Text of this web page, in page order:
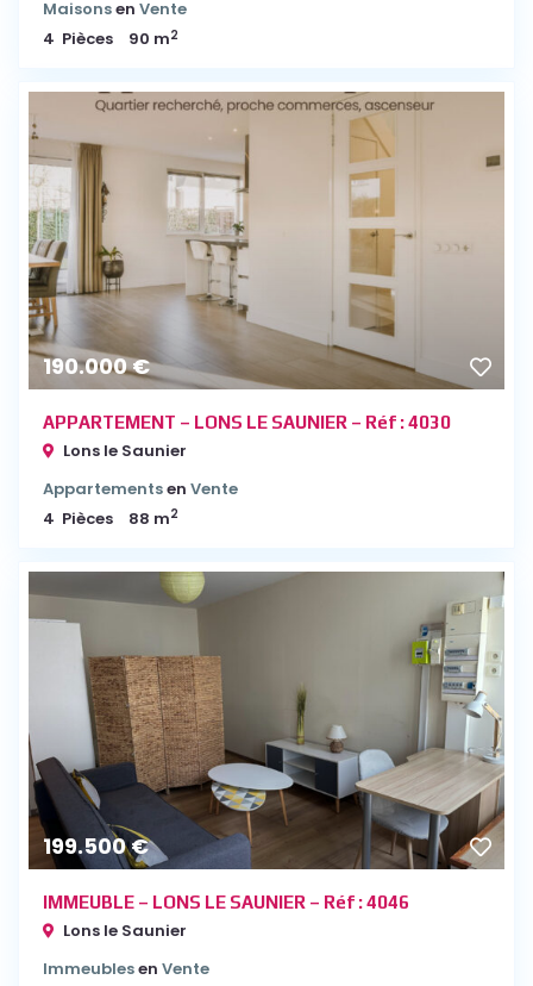
Maisonsen Vente
4 Pièces 90 m2
190.000 €
APPARTEMENT – LONS LE SAUNIER – Réf : 4030
Lons le Saunier
Appartementsen Vente
4 Pièces 88 m2
199.500 €
IMMEUBLE – LONS LE SAUNIER – Réf : 4046
Lons le Saunier
Immeublesen Vente